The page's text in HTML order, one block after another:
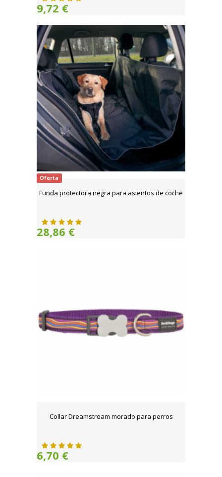
9,72 €
Oferta
Funda protectora negra para asientos de coche
28,86 €
Collar Dreamstream morado para perros
6,70 €